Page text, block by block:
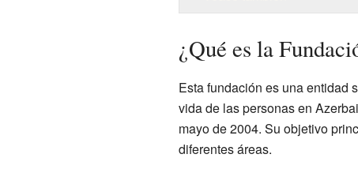
¿Qué es la
Esta fundación es una entidad
vida de las personas en
mayo de 2004. Su objetivo
diferentes áreas.